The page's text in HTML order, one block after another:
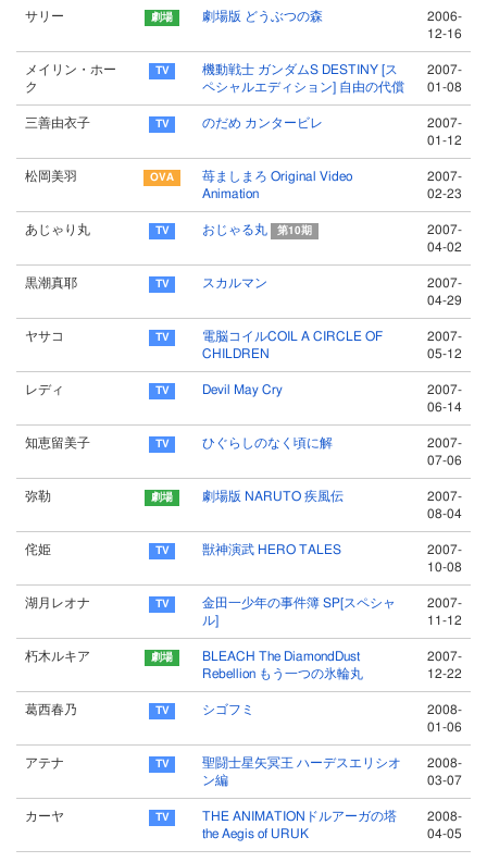
サリー 劇場版 どうぶつの森
2006-
12-16
メイリン・ホー
ク
機動戦士 ガンダムS DESTINY [ス
ペシャルエディション] 自由の代償
2007-
01-08
三善由衣子 のだめ カンタービレ
2007-
01-12
松岡美羽
苺ましまろ Original Video
Animation
2007-
02-23
あじゃり丸 おじゃる丸 第10期
2007-
04-02
黒潮真耶 スカルマン
2007-
04-29
ヤサコ
電脳コイルCOIL A CIRCLE OF
CHILDREN
2007-
05-12
レディ Devil May Cry
2007-
06-14
知恵留美子 ひぐらしのなく頃に解
2007-
07-06
弥勒 劇場版 NARUTO 疾風伝
2007-
08-04
侘姫 獣神演武 HERO TALES
2007-
10-08
湖月レオナ
金田一少年の事件簿 SP[スペシャ
ル]
2007-
11-12
朽木ルキア
BLEACH The DiamondDust
Rebellion もう一つの氷輪丸
2007-
12-22
葛西春乃 シゴフミ
2008-
01-06
アテナ
聖闘士星矢冥王 ハーデスエリシオ
ン編
2008-
03-07
カーヤ
THE ANIMATIONドルアーガの塔
the Aegis of URUK
2008-
04-05